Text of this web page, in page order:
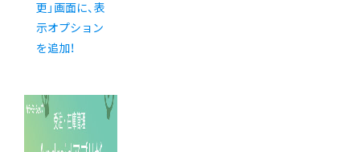
更」画面に、表
示オプション
を追加！